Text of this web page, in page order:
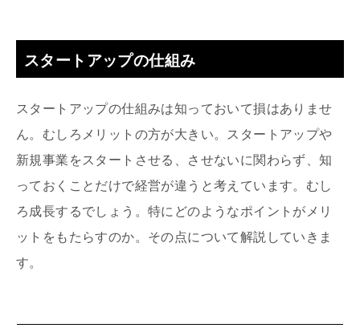
スタートアップの仕組み
スタートアップの仕組みは知っておいて損はありませ
ん。むしろメリットの方が大きい。スタートアップや
新規事業をスタートさせる、させないに関わらず、知
っておくことだけで経営が違うと考えています。むし
ろ成長するでしょう。特にどのようなポイントがメリ
ットをもたらすのか。その点について解説していきま
す。